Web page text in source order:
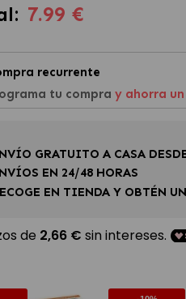
7.99 €
recurrente
tu compra y ahorra un
GRATUITO A CASA
EN 24/48 HORAS
EN TIENDA Y OBTÉN